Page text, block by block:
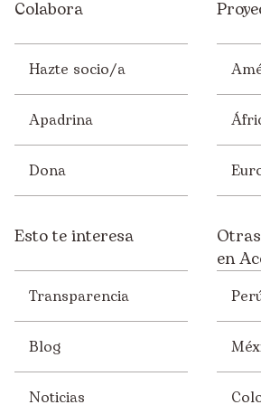
Colabora
Hazte socio/a
Apadrina
Dona
Esto te interesa
Transparencia
Blog
Noticias
en